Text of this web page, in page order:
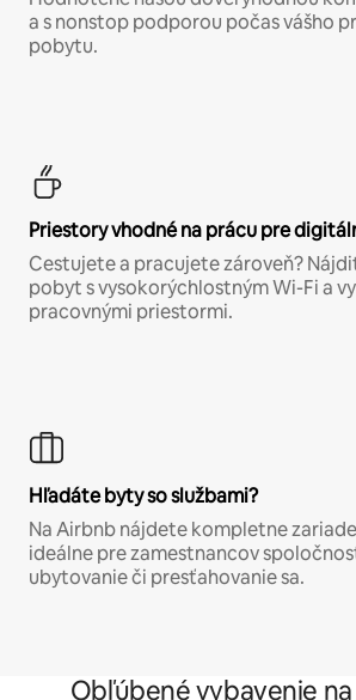
a s nonstop podporou počas vášho
pobytu.
Priestory vhodné na prácu pre
Cestujete a pracujete zároveň?
pobyt s vysokorýchlostným Wi-Fi a
pracovnými priestormi.
Hľadáte byty so službami?
Na Airbnb nájdete kompletne
ideálne pre zamestnancov
ubytovanie či presťahovanie sa.
Obľúbené vybavenie